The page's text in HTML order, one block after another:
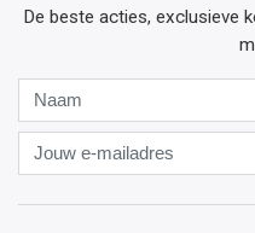
De beste acties, exclusieve
Jouw
e-
mailadres